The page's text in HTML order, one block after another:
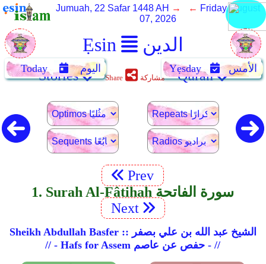
Ẹsin الدين
Jumuah, 22 Safar 1448 AH → ← Friday, August
07, 2026
Today اليوم Yẹsday الأمس Stories Share مشاركة Quran
Prev
1. Surah Al-Fâtihah سورة الفاتحة
Next
Sheikh Abdullah Basfer :: الشيخ عبد الله بن علي بصفر
// - Hafs for Assem حفص عن عاصم - //